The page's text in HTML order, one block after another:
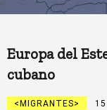
Europa del
cubano
MIGRANTES